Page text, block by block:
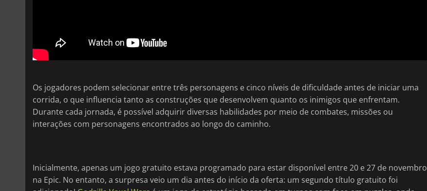
Os jogadores podem selecionar entre três personagens e cinco níveis de dificuldade antes de iniciar uma
corrida, o que influencia tanto as construções que desenvolvem quanto os inimigos que enfrentam.
Durante cada jornada, é possível adquirir diversas habilidades por meio de combates, missões ou
interações com personagens encontrados ao longo do caminho.
Inicialmente, apenas um jogo gratuito estava programado para estar disponível entre 20 e 27 de novembro
na Epic. No entanto, a surpresa veio um dia antes do início da oferta: um segundo título gratuito foi